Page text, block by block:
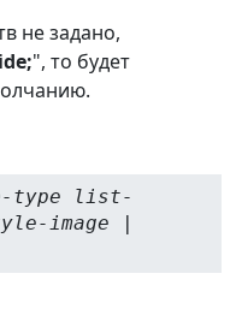
не задано,
", то будет
type list-
image